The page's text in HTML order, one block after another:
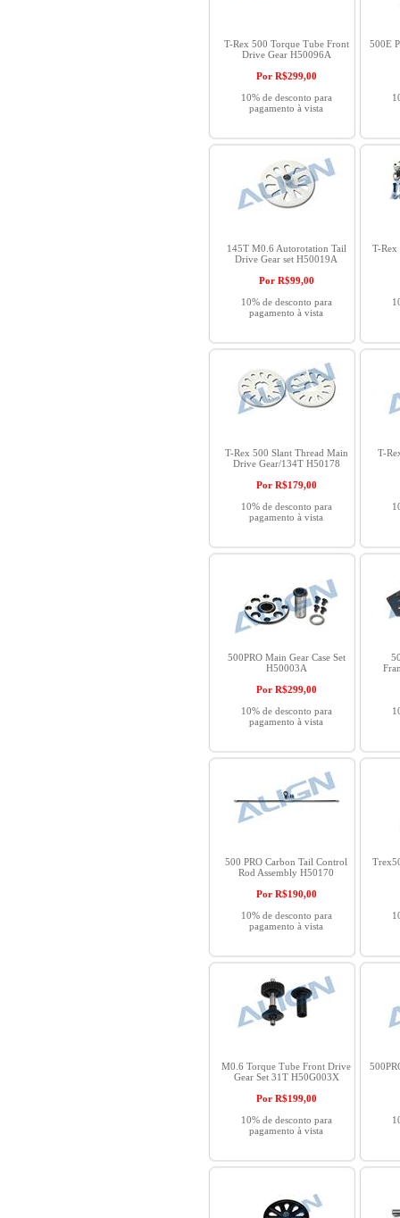
T-Rex 500 Torque Tube Front
Drive Gear H50096A
Por R$299,00
10% de desconto para
pagamento à vista
500E
145T M0.6 Autorotation Tail
Drive Gear set H50019A
Por R$99,00
10% de desconto para
pagamento à vista
T-Rex
T-Rex 500 Slant Thread Main
Drive Gear/134T H50178
Por R$179,00
10% de desconto para
pagamento à vista
T-
500PRO Main Gear Case Set
H50003A
Por R$299,00
10% de desconto para
pagamento à vista
500 PRO Carbon Tail Control
Rod Assembly H50170
Por R$190,00
10% de desconto para
pagamento à vista
M0.6 Torque Tube Front Drive
Gear Set 31T H50G003X
Por R$199,00
10% de desconto para
pagamento à vista